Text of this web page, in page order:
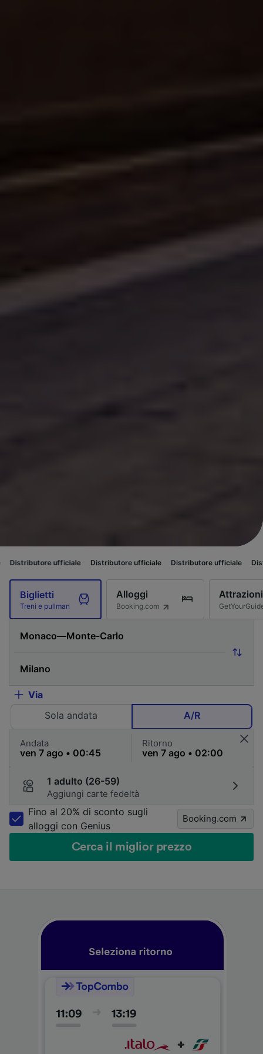
ufficiale Distributore ufficiale Distributore ufficiale Distributore
Biglietti
Treni e pullman
Alloggi
Booking.com
Attrazioni
Via
Sola andata
A/R
Andata Ritorno
1 adulto (26-59)
Aggiungi carte fedeltà
Fino al 20% di sconto sugli
alloggi con Genius
Booking.com
Cerca il miglior prezzo